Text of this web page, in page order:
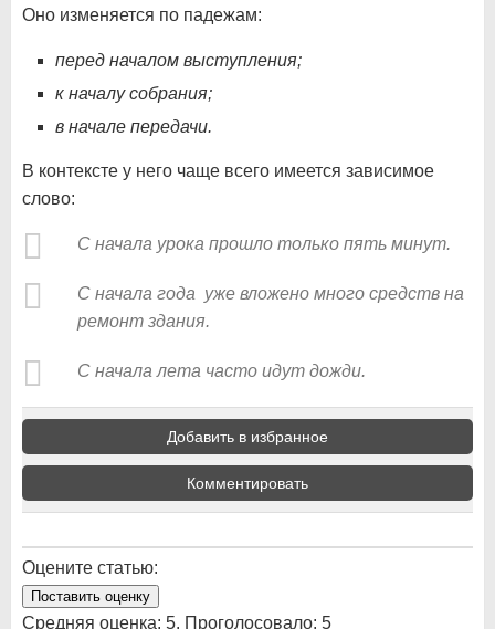
Оно изменяется по падежам:
перед началом выступления;
к началу собрания;
в начале передачи.
В контексте у него чаще всего имеется зависимое
слово:
С начала урока прошло только пять минут.
С начала года уже вложено много средств на
ремонт здания.
С начала лета часто идут дожди.
Добавить в избранное
Комментировать
Оцените статью:
Поставить оценку
Средняя оценка: 5. Проголосовало: 5